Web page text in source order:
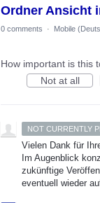
Ordner Ansicht
0 comments · Mobile
How important is this
Not at all
NOT CURRENTLY
Vielen Dank für
Im Augenblick
zukünftige
eventuell wieder